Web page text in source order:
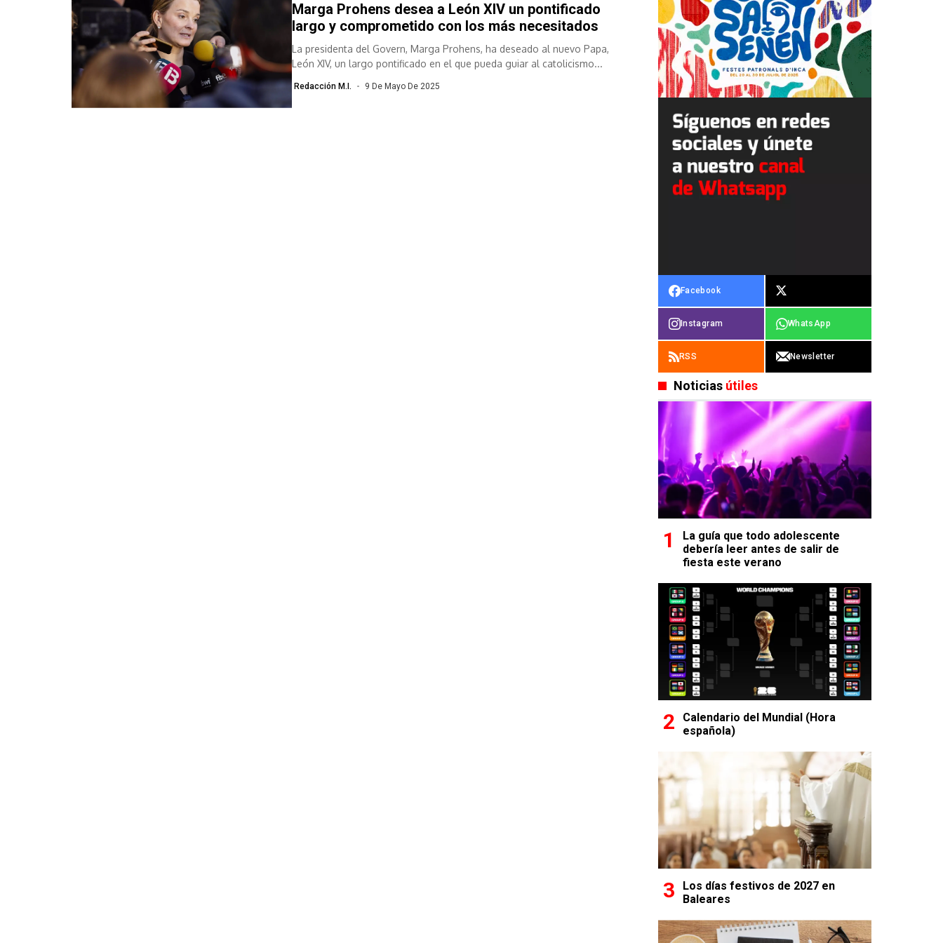
Marga Prohens desea a León XIV un pontificado
largo y comprometido con los más necesitados
La presidenta del Govern, Marga Prohens, ha deseado al nuevo Papa,
León XIV, un largo pontificado en el que pueda guiar al catolicismo...
Redacción M.I. 9 De Mayo De 2025
Facebook
Instagram WhatsApp
RSS Newsletter
Noticias útiles
La guía que todo adolescente
debería leer antes de salir de
fiesta este verano
Calendario del Mundial (Hora
española)
Los días festivos de 2027 en
Baleares